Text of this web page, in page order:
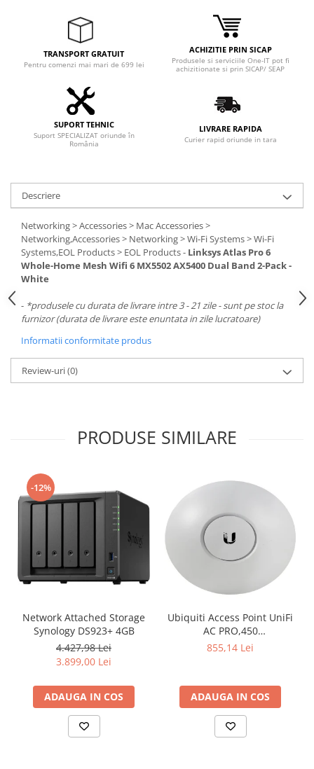
USB Hub
Placi de Baza
Placi Video
Memorii
SSD
Hard Disc-uri
Carcase
Surse
Cooler
Servere & Componente
Componente Server
Servere
Retelistica & Supraveghere
Multifunctionale
Imprimante
TV, Multimedia & Electronice
Televizoare & accesorii
Multimedia
Foto & Video
Sisteme Videoconferinta
Securitate Date
TRANSPORT GRATUIT
Pentru comenzi mai mari de 699 lei
ACHIZITIE PRIN SICAP
Produsele si serviciile One-IT pot fi
achizitionate si prin SICAP/ SEAP
SUPORT TEHNIC
Suport SPECIALIZAT oriunde în
România
LIVRARE RAPIDA
Curier rapid oriunde in tara
Descriere
Networking > Accessories > Mac Accessories >
Networking,Accessories > Networking > Wi-Fi Systems > Wi-Fi
Systems,EOL Products > EOL Products - Linksys Atlas Pro 6
Whole-Home Mesh Wifi 6 MX5502 AX5400 Dual Band 2-Pack -
White
- *produsele cu durata de livrare intre 3 - 21 zile - sunt pe stoc la
furnizor (durata de livrare este enuntata in zile lucratoare)
Informatii conformitate produs
Review-uri(0)
PRODUSE SIMILARE
-12%
Network Attached Storage
Synology DS923+ 4GB
4.427,98 Lei
3.899,00 Lei
ADAUGA IN COS
Ubiquiti Access Point UniFi
AC PRO,450
Mbps(2.4GHz),1300
included,
802.3af/at,2x10/100/1000
RJ45 Port, Integrated 3 dBi
3x3 MIMO (2.4GHz and
5GHz),250+ Co
855,14 Lei
ADAUGA IN COS